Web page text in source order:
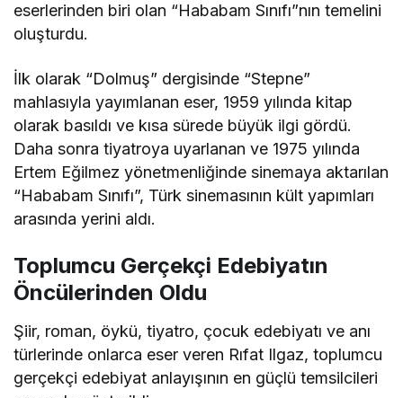
eserlerinden biri olan “Hababam Sınıfı”nın temelini
oluşturdu.
İlk olarak “Dolmuş” dergisinde “Stepne”
mahlasıyla yayımlanan eser, 1959 yılında kitap
olarak basıldı ve kısa sürede büyük ilgi gördü.
Daha sonra tiyatroya uyarlanan ve 1975 yılında
Ertem Eğilmez yönetmenliğinde sinemaya aktarılan
“Hababam Sınıfı”, Türk sinemasının kült yapımları
arasında yerini aldı.
Toplumcu Gerçekçi Edebiyatın
Öncülerinden Oldu
Şiir, roman, öykü, tiyatro, çocuk edebiyatı ve anı
türlerinde onlarca eser veren Rıfat Ilgaz, toplumcu
gerçekçi edebiyat anlayışının en güçlü temsilcileri